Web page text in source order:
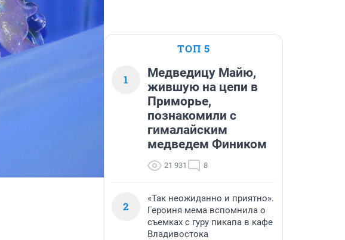
ТОП 5
1
Медведицу Майю,
жившую на цепи в
Приморье,
познакомили с
гималайским
медведем Фиником
21 931 8
2
«Так неожиданно и приятно».
Героиня мема вспомнила о
съемках с гуру пикапа в кафе
Владивостока